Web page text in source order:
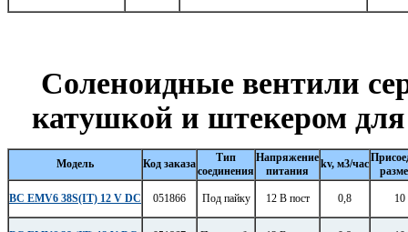
Соленоидные вентили
катушкой и штекером
Модель Код заказа
Тип
соединения
Напряжение
питания
kv, м3/час
BC EMV6 38S(IT) 12 V DC 051866 Под пайку 12 B пост 0,8